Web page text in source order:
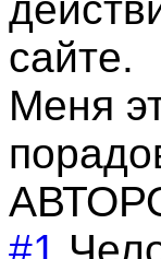
сайте.
Меня
#1